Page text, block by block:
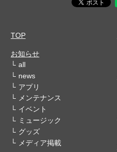
TOP
お知らせ
all
news
アプリ
メンテナンス
イベント
ミュージック
グッズ
メディア掲載